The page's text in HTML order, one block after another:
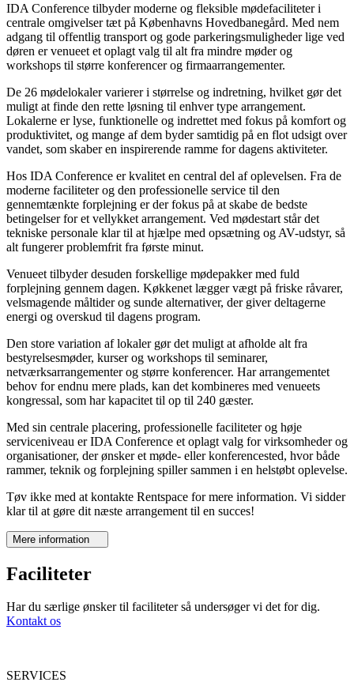
IDA Conference tilbyder moderne og fleksible mødefaciliteter i
centrale omgivelser tæt på Københavns Hovedbanegård. Med nem
adgang til offentlig transport og gode parkeringsmuligheder lige ved
døren er venueet et oplagt valg til alt fra mindre møder og
workshops til større konferencer og firmaarrangementer.
De 26 mødelokaler varierer i størrelse og indretning, hvilket gør det
muligt at finde den rette løsning til enhver type arrangement.
Lokalerne er lyse, funktionelle og indrettet med fokus på komfort og
produktivitet, og mange af dem byder samtidig på en flot udsigt over
vandet, som skaber en inspirerende ramme for dagens aktiviteter.
Hos IDA Conference er kvalitet en central del af oplevelsen. Fra de
moderne faciliteter og den professionelle service til den
gennemtænkte forplejning er der fokus på at skabe de bedste
betingelser for et vellykket arrangement. Ved mødestart står det
tekniske personale klar til at hjælpe med opsætning og AV-udstyr, så
alt fungerer problemfrit fra første minut.
Venueet tilbyder desuden forskellige mødepakker med fuld
forplejning gennem dagen. Køkkenet lægger vægt på friske råvarer,
velsmagende måltider og sunde alternativer, der giver deltagerne
energi og overskud til dagens program.
Den store variation af lokaler gør det muligt at afholde alt fra
bestyrelsesmøder, kurser og workshops til seminarer,
netværksarrangementer og større konferencer. Har arrangementet
behov for endnu mere plads, kan det kombineres med venueets
kongressal, som har kapacitet til op til 240 gæster.
Med sin centrale placering, professionelle faciliteter og høje
serviceniveau er IDA Conference et oplagt valg for virksomheder og
organisationer, der ønsker et møde- eller konferencested, hvor både
rammer, teknik og forplejning spiller sammen i en helstøbt oplevelse.
Tøv ikke med at kontakte Rentspace for mere information. Vi sidder
klar til at gøre dit næste arrangement til en succes!
Mere information
Faciliteter
Har du særlige ønsker til faciliteter så undersøger vi det for dig.
Kontakt os
SERVICES